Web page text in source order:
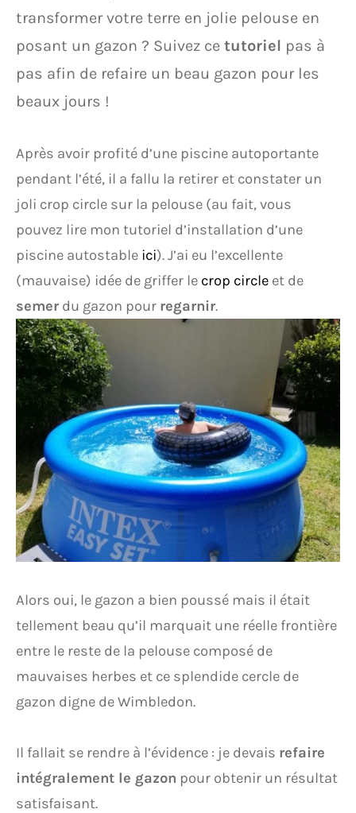
transformer votre terre en jolie pelouse en
posant un gazon ? Suivez ce tutoriel pas à
pas afin de refaire un beau gazon pour les
beaux jours !
Après avoir profité d’une piscine autoportante
pendant l’été, il a fallu la retirer et constater un
joli crop circle sur la pelouse (au fait, vous
pouvez lire mon tutoriel d’installation d’une
piscine autostable ici). J’ai eu l’excellente
(mauvaise) idée de griffer le crop circle et de
semer du gazon pour regarnir.
Alors oui, le gazon a bien poussé mais il était
tellement beau qu’il marquait une réelle frontière
entre le reste de la pelouse composé de
mauvaises herbes et ce splendide cercle de
gazon digne de Wimbledon.
Il fallait se rendre à l’évidence : je devais refaire
intégralement le gazon pour obtenir un résultat
satisfaisant.